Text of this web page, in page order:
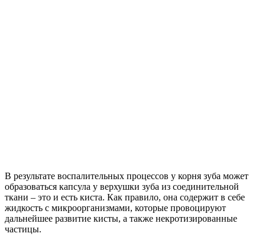
В результате воспалительных процессов у корня зуба может
образоваться капсула у верхушки зуба из соединительной
ткани – это и есть киста. Как правило, она содержит в себе
жидкость с микроорганизмами, которые провоцируют
дальнейшее развитие кисты, а также некротизированные
частицы.